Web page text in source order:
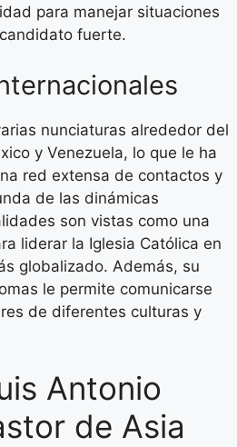
para manejar situaciones
fuerte.
nunciaturas alrededor del
y Venezuela, lo que le ha
red extensa de contactos y
de las dinámicas
son vistas como una
liderar la Iglesia Católica en
globalizado. Además, su
le permite comunicarse
de diferentes culturas y
Antonio
de Asia